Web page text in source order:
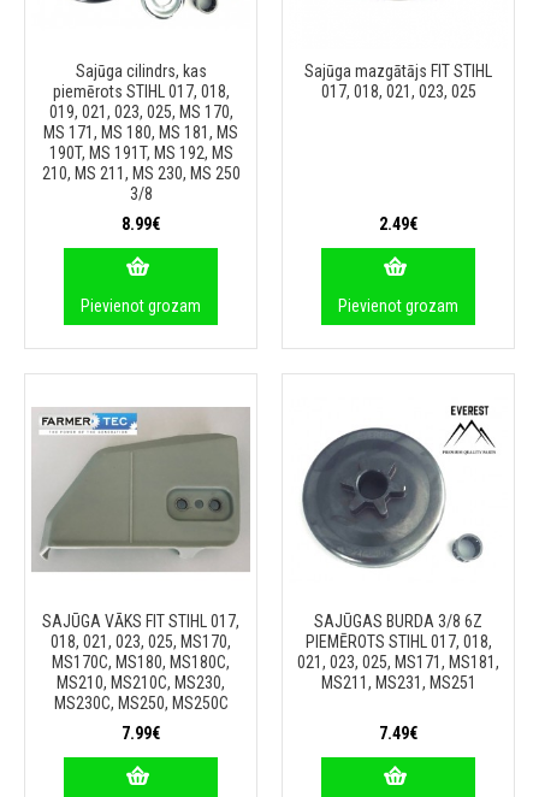
Sajūga cilindrs, kas
piemērots STIHL 017, 018,
019, 021, 023, 025, MS 170,
MS 171, MS 180, MS 181, MS
190T, MS 191T, MS 192, MS
210, MS 211, MS 230, MS 250
3/8
8.99€
Pievienot grozam
Sajūga mazgātājs FIT STIHL
017, 018, 021, 023, 025
2.49€
Pievienot grozam
SAJŪGA VĀKS FIT STIHL 017,
018, 021, 023, 025, MS170,
MS170C, MS180, MS180C,
MS210, MS210C, MS230,
MS230C, MS250, MS250C
7.99€
SAJŪGAS BURDA 3/8 6Z
PIEMĒROTS STIHL 017, 018,
021, 023, 025, MS171, MS181,
MS211, MS231, MS251
7.49€